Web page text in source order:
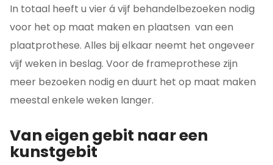
In totaal heeft u vier á vijf behandelbezoeken nodig
voor het op maat maken en plaatsen van een
plaatprothese. Alles bij elkaar neemt het ongeveer
vijf weken in beslag. Voor de frameprothese zijn
meer bezoeken nodig en duurt het op maat maken
meestal enkele weken langer.
Van eigen gebit naar een
kunstgebit